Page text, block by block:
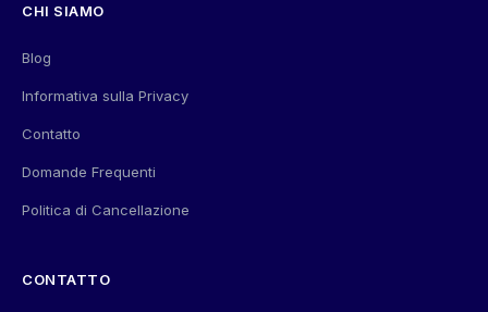
CHI SIAMO
Blog
Informativa sulla Privacy
Contatto
Domande Frequenti
Politica di Cancellazione
CONTATTO